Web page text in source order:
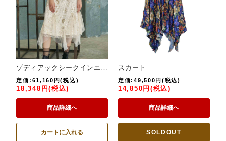
ゾディアックシークインエンベリッシュドスカート
定価:61,160円(税込)
18,348円(税込)
商品詳細へ
カートに入れる
スカート
定価:49,500円(税込)
14,850円(税込)
商品詳細へ
SOLDOUT